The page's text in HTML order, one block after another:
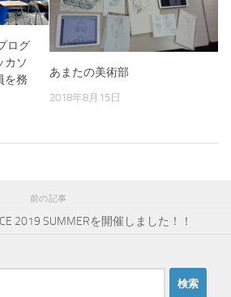
ログ
カソ
を務
あまたの美術部
2018年8月15日
前の記事
2019 SUMMERを開催しました！！